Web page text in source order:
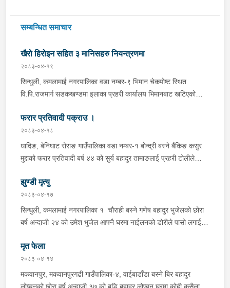
सम्बन्धित समाचार
खैरो हिरोइन सहित ३ मानिसहरु नियन्त्रणमा
२०८३-०४-१९
सिन्धुली, कमलामाई नगरपालिका वडा नम्बर-९ भिमान चेकपोष्ट स्थित
वि.पि.राजमार्ग सडकखण्डमा इलाका प्रहरी कार्यालय भिमानबाट खटिएको
बर्दिवासको संयुक्त टोलीले मोरङबाट काठमाण्डौ तर्फ जाँदै गरेको चालक
सिन्धुली कमलामाई नगरपालिका वडा नम्बर- १२ बस्ने बर्ष अन्दाजी-२९ को
चन्द्र बहादुर माझीले चलाएको म.प्र. व०४-००१ ज ००८६ नं. को
यात्रुबाहक E.V. हायसमा सवार जिल्ला सिराह मिर्चैया नगरपालिका-५ बस्ने
ल्याएको तरकारीको बोरा भित्र डब्बामा प्लास्टिकले पोका पारी लुकाई छिपाई
ल्याएको लागु औषध खैरो हिरोइन जस्तो देखिने गिलो पदार्थ ४५.१९० फेला
पारी नियन्त्रणमा लिई सोधपुछ गर्दा पछाडी मोटरसाइकलमा सवार चालक
अभिषेक कुमार साह र सवार राहुल कुमार मण्डलले उक्त सामान दिई पठाएको
भनि खुल्न आएको हुँदा मोटरसाइकल सहित निजहरुलाई नियन्त्रणमा लिई थप
अनुसन्धान कार्य भईरहेको ।
फरार प्रतिवादी पक्राउ ।
२०८३-०४-१८
धादिङ, बेनिघाट रोराङ गाउँपालिका वडा नम्बर-१ बोन्द्री बस्ने बैंकिङ कसुर
मुद्दाको फरार प्रतिवादी बर्ष ४४ को सुर्य बहादुर तामाङलाई प्रहरी टोलीले
झुण्डी मृत्यु
२०८३-०४-१७
सिन्धुली, कमलामाई नगरपालिका १ चौराही बस्ने गणेष बहादुर भुजेलको छोरा
बर्ष अन्दाजी २४ को उमेश भुजेल आफ्नै घरमा नाईलनको डोरीले पासो लगाई
घटनास्थलमा मुचुल्का सहित थप अनुसन्धान कार्य भइरहेको ।
मृत फेला
२०८३-०४-१४
मकवानपुर, मकवानपुरगढी गाउँपालिका-४, वाईबाडाँडा बस्ने बिर बहादुर
लोप्चनको छोरा वर्ष अन्दाजी ३७ को बुद्धि बहादुर लोप्चन घरमा कोही कसैलाई